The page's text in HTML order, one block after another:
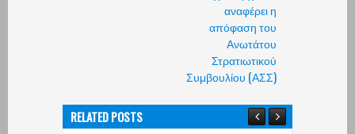
αναφέρει η
απόφαση του
Ανωτάτου
Στρατιωτικού
Συμβουλίου (ΑΣΣ)
RELATED POSTS